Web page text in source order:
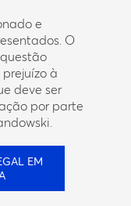
e
O
à
deve ser
por parte
EM